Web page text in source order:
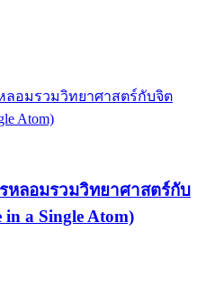
หลอมรวมวิทยาศาสตร์กับ
a Single Atom)